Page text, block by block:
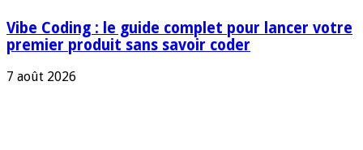
Vibe Coding : le guide complet pour lancer votre
premier produit sans savoir coder
7 août 2026